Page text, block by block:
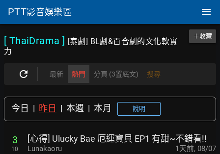
PTT影音娛樂區
[ ThaiDrama ]
[泰劇] BL劇&百合劇的文化軟實
力
＋收藏
最新 熱門 分頁 (3置底文) 搜尋
今日 | 昨日 | 本週 | 本月 說明
3
10
[心得] Ulucky Bae 厄運寶貝 EP1 有甜~不錯看!!
Lunakaoru 1天前, 08/07